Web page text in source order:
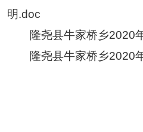
明.doc
隆尧县牛家桥乡2020
隆尧县牛家桥乡2020